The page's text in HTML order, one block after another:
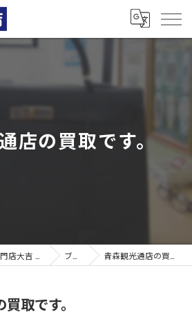
店の買取です。
ブログ 青森観光通店の買取です。
取です。